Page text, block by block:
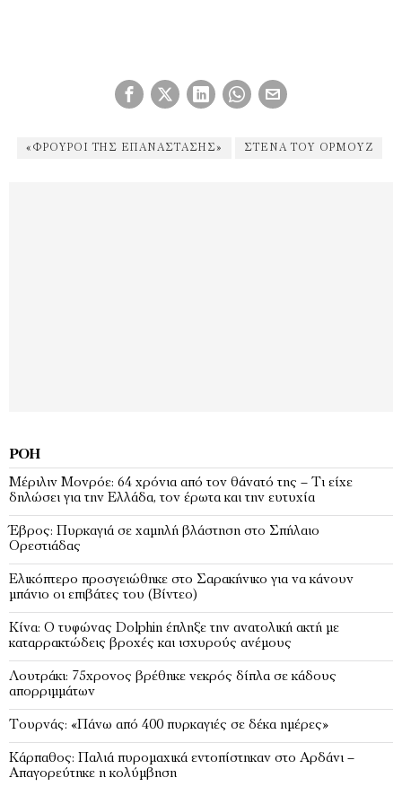
«ΦΡΟΥΡΟΙ ΤΗΣ ΕΠΑΝΆΣΤΑΣΗΣ» ΣΤΕΝΆ ΤΟΥ ΟΡΜΟΎΖ
ΡΟΉ
Μέριλιν Μονρόε: 64 χρόνια από τον θάνατό της – Τι είχε
δηλώσει για την Ελλάδα, τον έρωτα και την ευτυχία
Έβρος: Πυρκαγιά σε χαμηλή βλάστηση στο Σπήλαιο
Ορεστιάδας
Ελικόπτερο προσγειώθηκε στο Σαρακήνικο για να κάνουν
μπάνιο οι επιβάτες του (Bίντεο)
Κίνα: Ο τυφώνας Dolphin έπληξε την ανατολική ακτή με
καταρρακτώδεις βροχές και ισχυρούς ανέμους
Λουτράκι: 75χρονος βρέθηκε νεκρός δίπλα σε κάδους
απορριμμάτων
Τουρνάς: «Πάνω από 400 πυρκαγιές σε δέκα ημέρες»
Κάρπαθος: Παλιά πυρομαχικά εντοπίστηκαν στο Αρδάνι –
Απαγορεύτηκε η κολύμβηση